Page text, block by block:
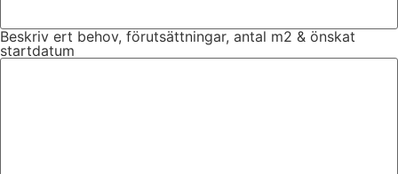
Beskriv ert behov, förutsättningar, antal m2 & önskat
startdatum